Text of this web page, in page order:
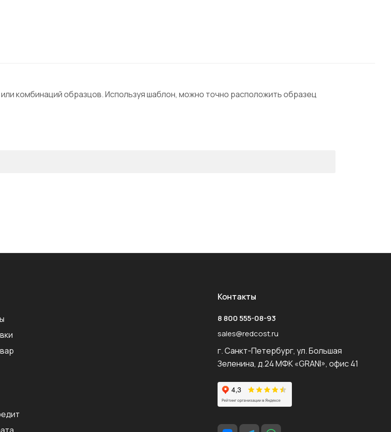
комбинаций образцов. Используя шаблон, можно точно расположить образец
Контакты
8 800 555-08-93
sales@redcost.ru
г. Санкт-Петербург, ул. Большая
Зеленина, д.24 МФК «GRANI», офис 41